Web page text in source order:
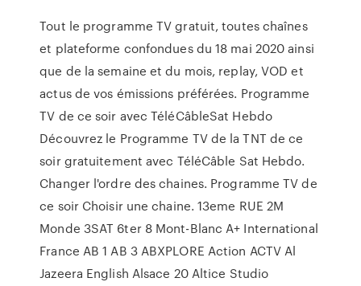
Tout le programme TV gratuit, toutes chaînes
et plateforme confondues du 18 mai 2020 ainsi
que de la semaine et du mois, replay, VOD et
actus de vos émissions préférées. Programme
TV de ce soir avec TéléCâbleSat Hebdo
Découvrez le Programme TV de la TNT de ce
soir gratuitement avec TéléCâble Sat Hebdo.
Changer l'ordre des chaines. Programme TV de
ce soir Choisir une chaine. 13eme RUE 2M
Monde 3SAT 6ter 8 Mont-Blanc A+ International
France AB 1 AB 3 ABXPLORE Action ACTV Al
Jazeera English Alsace 20 Altice Studio